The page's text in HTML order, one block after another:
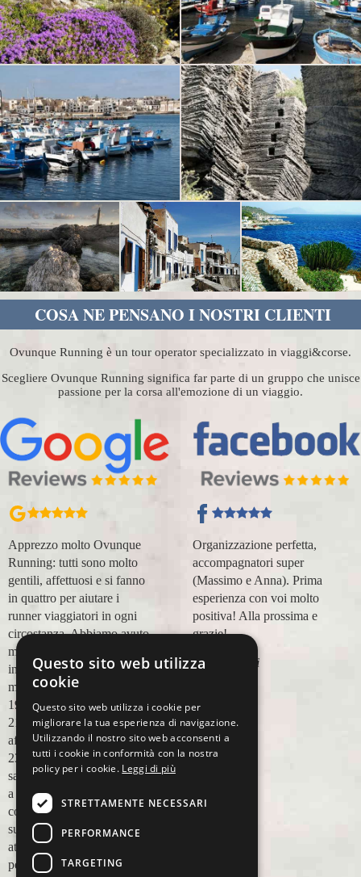
COSA NE PENSANO I NOSTRI CLIENTI
Ovunque Running è un tour operator specializzato in viaggi&corse.
Scegliere Ovunque Running significa far parte di un gruppo che unisce
passione per la corsa all'emozione di un viaggio.
Apprezzo molto Ovunque
Running: tutti sono molto
gentili, affettuosi e si fanno
in quattro per aiutare i
runner viaggiatori in ogni
circostanza. Abbiamo avuto
modo di appoggiarci a loro
in più occasioni, per delle
maratone (NYC18, Praga
19, Valencia 19, Barcellona
21, NYC 22) e ci siamo
affidati a loro per Chicago
23 (ottobre) perché
sappiamo di essere in mano
a persone non solo
competenti sul running, e
sulle città, ma anche molto
attente alle necessità
personali. Ci sentiamo
Organizzazione perfetta,
accompagnatori super
(Massimo e Anna). Prima
esperienza con voi molto
positiva! Alla prossima e
grazie!
Lara Buranti
Questo sito web utilizza
cookie
Questo sito web utilizza i cookie per
migliorare la tua esperienza di navigazione.
Utilizzando il nostro sito web acconsenti a
tutti i cookie in conformità con la nostra
policy per i cookie. Leggi di più
STRETTAMENTE NECESSARI
PERFORMANCE
TARGETING